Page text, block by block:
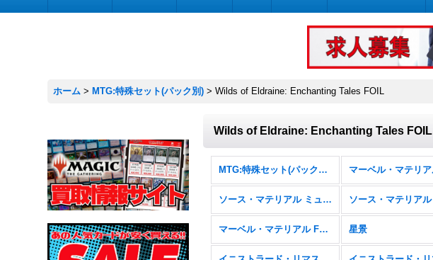
ホーム > MTG:特殊セット(パック別) > Wilds of Eldraine: Enchanting Tales FOIL
Wilds of Eldraine: Enchanting Tales FOIL
MTG:特殊セット(パック別) (全商品)
ソース・マテリアル ミュータントタートル
マーベル・マテリアル FOIL 星景